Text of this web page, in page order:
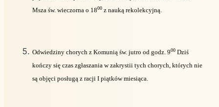
Msza św. wieczorna o 1800 z nauką rekolekcyjną.
Odwiedziny chorych z Komunią św. jutro od godz. 900 Dziś
kończy się czas zgłaszania w zakrystii tych chorych, których nie
są objęci posługą z racji I piątków miesiąca.